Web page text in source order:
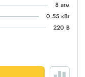
8 атм
0.55 кВт
220 В